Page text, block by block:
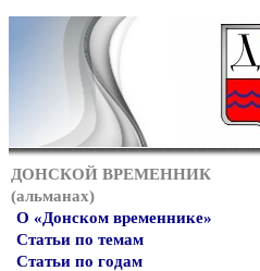
ДОНСКОЙ ВРЕМЕННИК
(альманах)
О «Донском временнике»
Статьи по темам
Статьи по годам